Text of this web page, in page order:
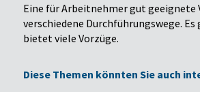
Eine für Arbeitnehmer gut geeignete
verschiedene Durchführungswege.
bietet viele Vorzüge.
Diese Themen könnten Sie auch